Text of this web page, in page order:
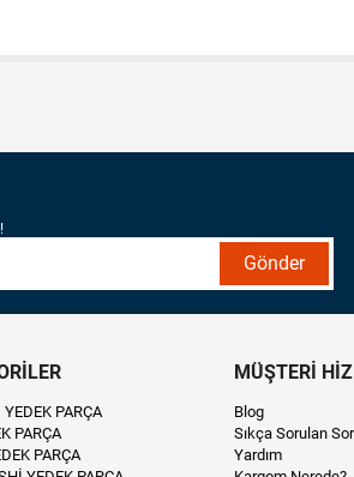
Gönder
PARÇA
PARÇA
PARÇA
MÜŞTERİ
Blog
Sıkça Sorulan
Yardım